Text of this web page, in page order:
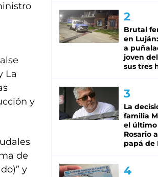
La
y
de
y
Brutal
en
a
joven
sus tres
La
familia
el último
Rosario
papá de